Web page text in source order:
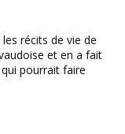
les récits de vie de
et en a fait
pourrait faire